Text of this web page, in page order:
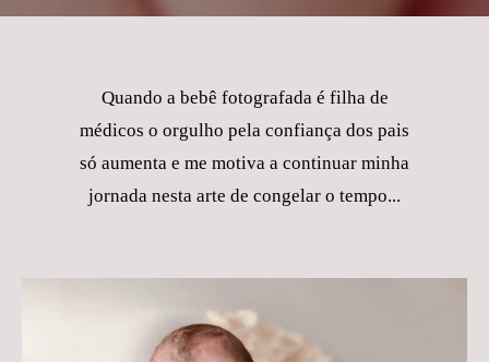
Quando a bebê fotografada é filha de
médicos o orgulho pela confiança dos pais
só aumenta e me motiva a continuar minha
jornada nesta arte de congelar o tempo...